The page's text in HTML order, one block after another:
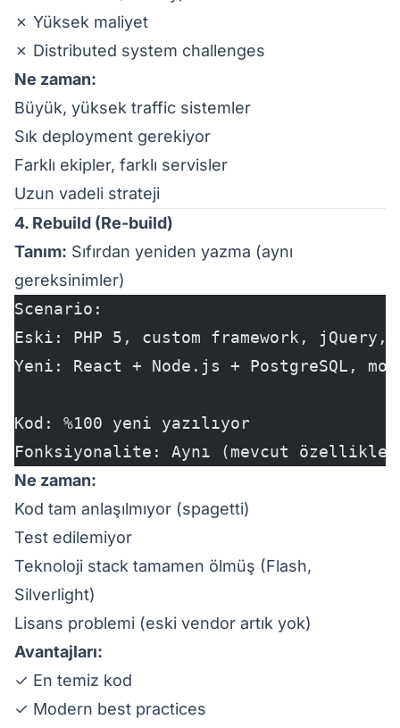
✗ Yüksek maliyet
✗ Distributed system challenges
Ne zaman:
Büyük, yüksek traffic sistemler
Sık deployment gerekiyor
Farklı ekipler, farklı servisler
Uzun vadeli strateji
4. Rebuild (Re-build)
Tanım: Sıfırdan yeniden yazma (aynı
gereksinimler)
Scenario:
Eski: PHP 5, custom framework, jQuery,
Yeni: React + Node.js + PostgreSQL,
Kod: %100 yeni yazılıyor
Fonksiyonalite: Aynı (mevcut
Ne zaman:
Kod tam anlaşılmıyor (spagetti)
Test edilemiyor
Teknoloji stack tamamen ölmüş (Flash,
Silverlight)
Lisans problemi (eski vendor artık yok)
Avantajları:
✓ En temiz kod
✓ Modern best practices